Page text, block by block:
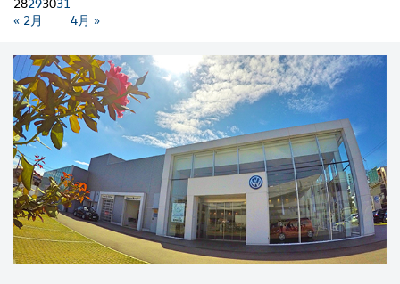
« 2月 4月 »